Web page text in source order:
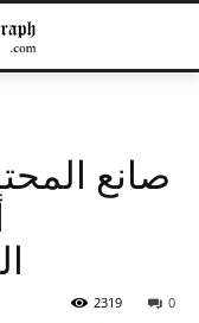
صانع
0
2319